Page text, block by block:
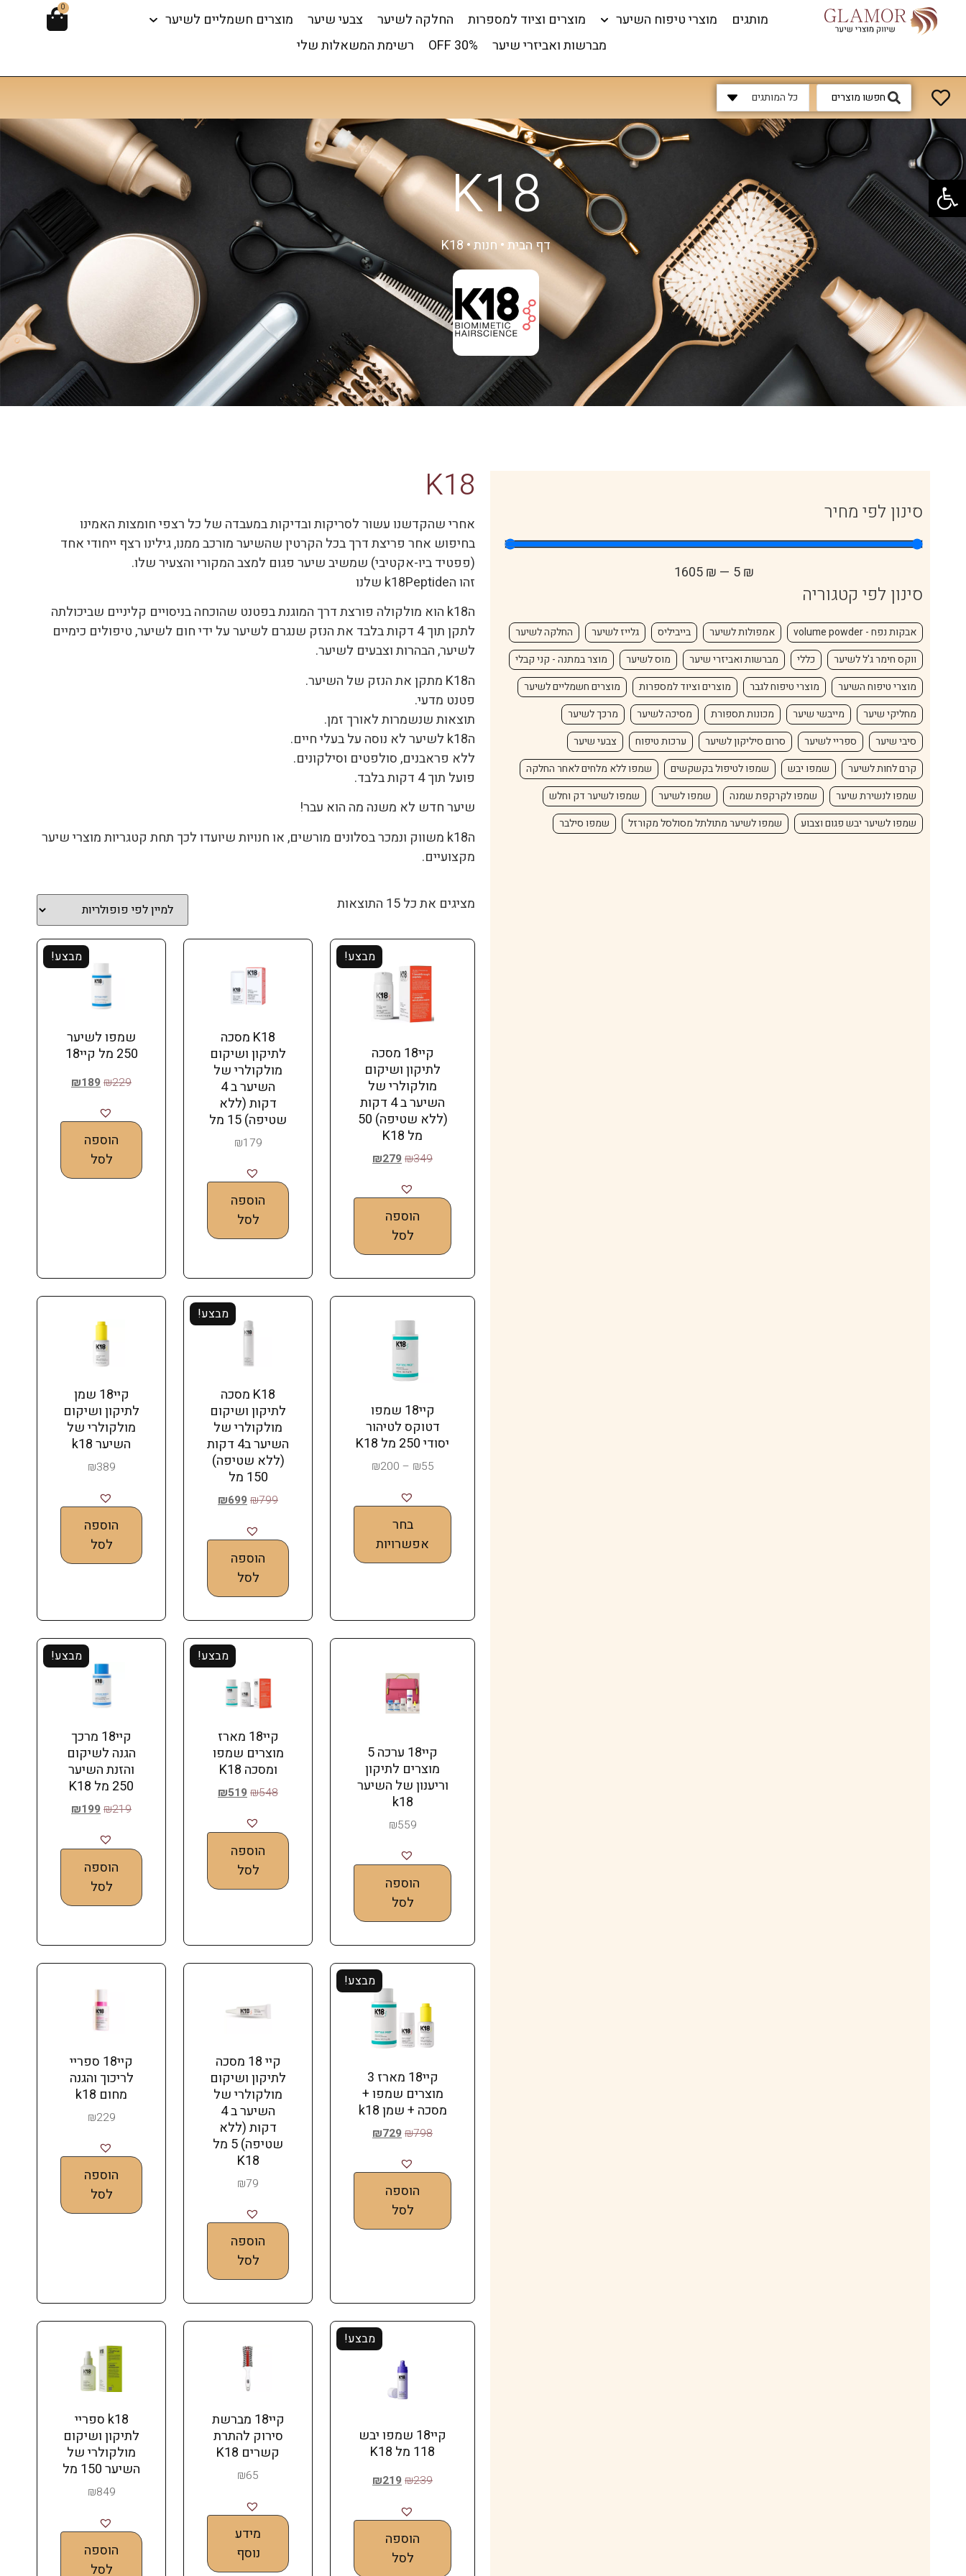
פתח סרגל נגישות
מותגים מוצרי טיפוח השיער מוצרים וציוד למספרות החלקה לשיער צבעי שיער
מוצרים חשמליים לשיער
מברשות ואביזרי שיער
OFF 30% רשימת המשאלות שלי
0
כל המותגים
K18
דף הבית•חנות•
K18
סינון לפי מחיר
₪
5
—
₪
1605
סינון לפי קטגוריה
אבקות נפח - volume powder אמפולות לשיער בייביליס גלייז לשיער
החלקה לשיער
ווקס חימר ג'ל לשיער
כללי מברשות ואביזרי שיער מוס לשיער
מוצר במתנה - קני קבלי
מוצרי טיפוח השיער
מוצרי טיפוח לגבר מוצרים וציוד למספרות
מוצרים חשמליים לשיער
מחליקי שיער
מייבשי שיער מכונות תספורת מסיכה לשיער
מרכך לשיער
סיבי שיער
ספריי לשיער סרום סיליקון לשיער ערכות טיפוח
צבעי שיער
קרם לחות לשיער
שמפו יבש שמפו לטיפול בקשקשים
שמפו ללא מלחים לאחר החלקה
שמפו לנשירת שיער
שמפו לקרקפת שמנה שמפו לשיער
שמפו לשיער דק וחלש
שמפו לשיער יבש פגום וצבוע
שמפו לשיער מתולתל מסולסל מקורזל שמפו סילבר
K18
אחרי שהקדשנו עשור לסריקות ובדיקות במעבדה של כל רצפי חומצות האמינו
בחיפוש אחר פריצת דרך בכל הקרטין שהשיער מורכב ממנו, גילינו רצף ייחודי אחד
(פפטיד ביו-אקטיבי) שמשיב שיער פגום למצב המקורי והצעיר שלו.
זהו הk18Peptide שלנו
הk18 הוא מולקולה פורצת דרך המוגנת בפטנט שהוכחה בניסויים קליניים שביכולתה
לתקן תוך 4 דקות בלבד את הנזק שנגרם לשיער על ידי חום לשיער, טיפולים כימיים
לשיער, הבהרות וצבעים לשיער.
הK18 מתקן את הנזק של השיער.
פטנט מדעי.
תוצאות שנשמרות לאורך זמן.
הk18 לשיער לא נוסה על בעלי חיים.
ללא פראבנים, סולפטים וסילקונים.
פועל תוך 4 דקות בלבד.
שיער חדש לא משנה מה הוא עבר!
הk18 משווק ונמכר בסלונים מורשים, או חנויות שיועדו לכך תחת קטגריות מוצרי שיער
מקצועיים.
מציגים את כל ⁦15⁩ התוצאות
מבצע!
קיי18 מסכה
לתיקון ושיקום
מולקולרי של
השיער ב 4 דקות
(ללא שטיפה) 50
מל K18
₪349
₪279
הוספה
לסל
K18 מסכה
לתיקון ושיקום
מולקולרי של
השיער ב 4
דקות (ללא
שטיפה) 15 מל
₪179
הוספה
לסל
מבצע!
שמפו לשיער
250 מל קיי18
₪229
₪189
הוספה
לסל
קיי18 שמפו
דטוקס לטיהור
יסודי 250 מל K18
₪55
–
₪200
בחר
אפשרויות
מבצע!
K18 מסכה
לתיקון ושיקום
מולקולרי של
השיער ב4 דקות
(ללא שטיפה)
150 מל
₪799
₪699
הוספה
לסל
קיי18 שמן
לתיקון ושיקום
מולקולרי של
השיער k18
₪389
הוספה
לסל
קיי18 ערכה 5
מוצרים לתיקון
וריענון של השיער
k18
₪559
הוספה
לסל
מבצע!
קיי18 מארז
מוצרים שמפו
ומסכה K18
₪548
₪519
הוספה
לסל
מבצע!
קיי18 מרכך
הגנה לשיקום
והזנת השיער
250 מל K18
₪219
₪199
הוספה
לסל
מבצע!
קיי18 מארז 3
מוצרים שמפו +
מסכה + שמן k18
₪798
₪729
הוספה
לסל
קיי 18 מסכה
לתיקון ושיקום
מולקולרי של
השיער ב 4
דקות (ללא
שטיפה) 5 מל
K18
₪79
הוספה
לסל
קיי18 ספריי
לריכוך והגנה
מחום k18
₪229
הוספה
לסל
מבצע!
קיי18 שמפו יבש
118 מל K18
₪239
₪219
הוספה
לסל
קיי18 מברשת
סירוק להתרת
קשרים K18
₪65
מידע
נוסף
k18 ספריי
לתיקון ושיקום
מולקולרי של
השיער 150 מל
₪849
הוספה
לסל